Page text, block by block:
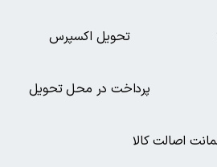
اصالت کالا
پرداخت در محل تحویل
تحویل اکسپرس